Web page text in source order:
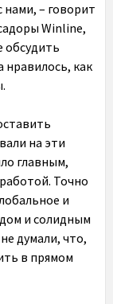
– говорит
Winline,
обсудить
нравилось, как
на эти
главным,
Точно
и
и солидным
думали, что,
в прямом